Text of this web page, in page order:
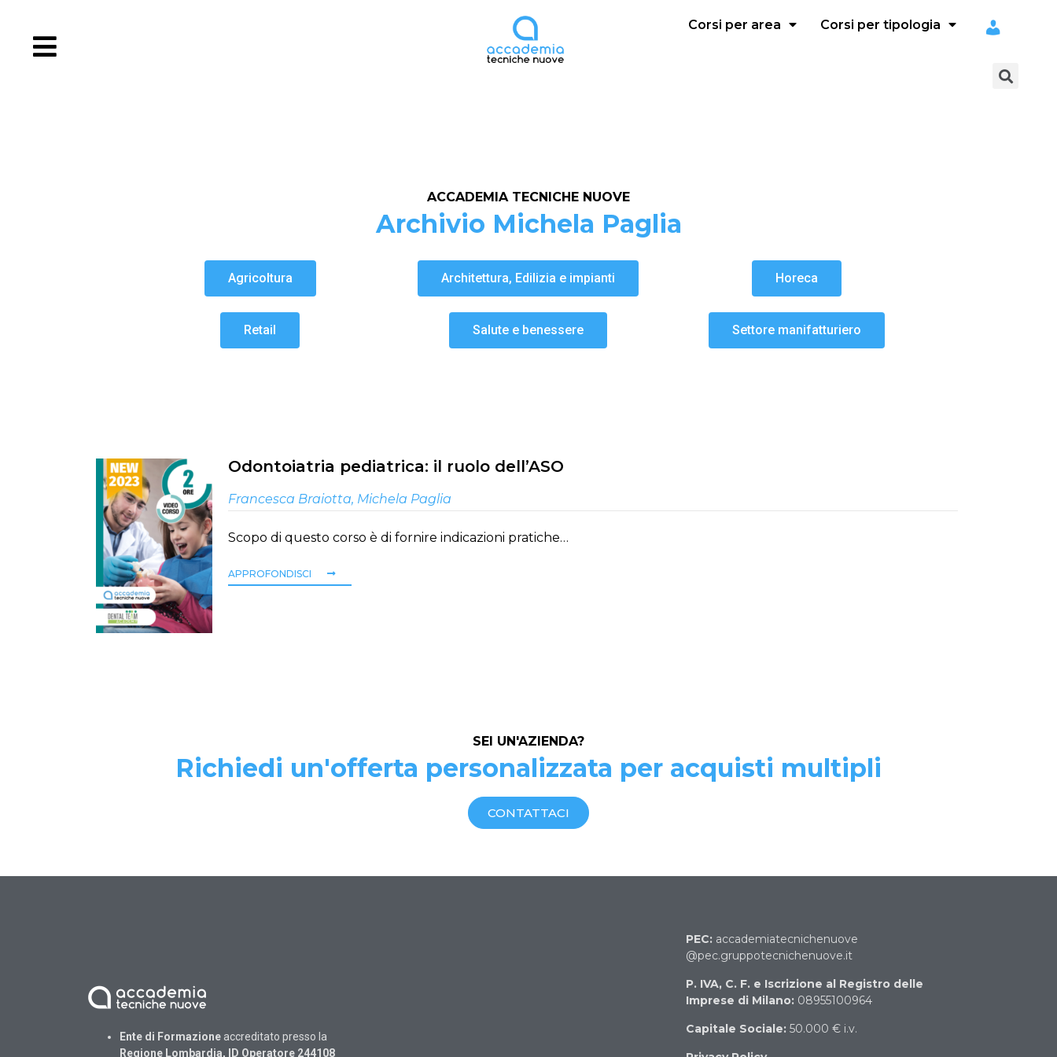
Corsi per area Corsi per tipologia
ACCADEMIA TECNICHE NUOVE
Archivio Michela Paglia
Agricoltura Architettura, Edilizia e impianti Horeca
Retail Salute e benessere Settore manifatturiero
Odontoiatria pediatrica: il ruolo dell’ASO
Francesca Braiotta, Michela Paglia
Scopo di questo corso è di fornire indicazioni pratiche…
APPROFONDISCI
SEI UN'AZIENDA?
Richiedi un'offerta personalizzata per acquisti multipli
CONTATTACI
Ente di Formazione accreditato presso la
Regione Lombardia, ID Operatore 244108
PEC:accademiatecnichenuove
@pec.gruppotecnichenuove.it
P. IVA, C. F. e Iscrizione al Registro delle
Imprese di Milano:08955100964
Capitale Sociale:50.000 € i.v.